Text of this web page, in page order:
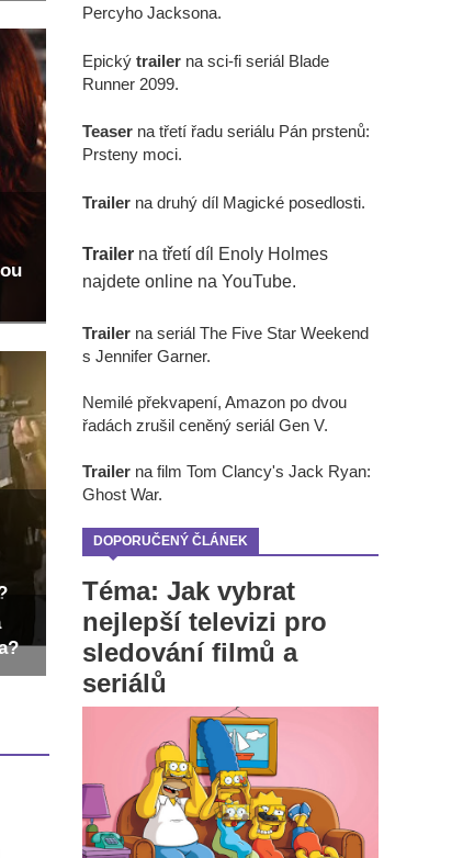
Percyho Jacksona.
Epický trailer na sci-fi seriál Blade
Runner 2099.
Teaser na třetí řadu seriálu Pán prstenů:
Prsteny moci.
Trailer na druhý díl Magické posedlosti.
Trailer na třetí díl Enoly Holmes
najdete online na YouTube.
Trailer na seriál The Five Star Weekend
s Jennifer Garner.
Nemilé překvapení, Amazon po dvou
řadách zrušil ceněný seriál Gen V.
Trailer na film Tom Clancy's Jack Ryan:
Ghost War.
DOPORUČENÝ ČLÁNEK
Téma: Jak vybrat
nejlepší televizi pro
sledování filmů a
seriálů